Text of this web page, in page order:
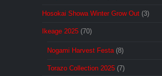
Hosokai Showa Winter Grow Out (3)
Ikeage 2025 (70)
Nogami Harvest Festa (8)
Torazo Collection 2025 (7)